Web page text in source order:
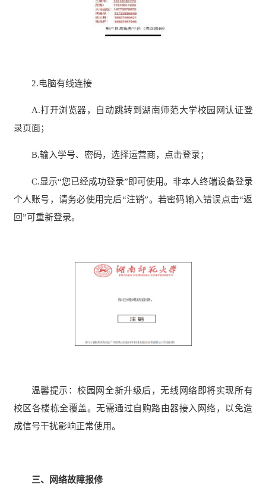
2.电脑有线连接
A.打开浏览器，自动跳转到湖南师范大学校园网认证登
录页面；
B.输入学号、密码，选择运营商，点击登录；
C.显示“您已经成功登录”即可使用。非本人终端设备登录
个人账号，请务必使用完后“注销”。若密码输入错误点击“返
回”可重新登录。
温馨提示：校园网全新升级后，无线网络即将实现所有
校区各楼栋全覆盖。无需通过自购路由器接入网络，以免造
成信号干扰影响正常使用。
三、网络故障报修